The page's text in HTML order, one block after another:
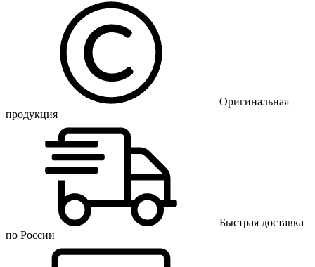
Оригинальная
продукция
Быстрая доставка
по России